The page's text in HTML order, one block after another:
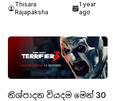
Thisara
Rajapaksha
1 year
ago
නිශ්පාදන වියදම මෙන් 30